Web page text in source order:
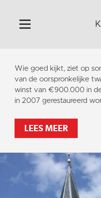
Home
Algemeen
Historie
Activiteiten
Contact
Vaktaal
Wie goed kijkt, ziet op
van de oorspronkelijke
winst van €900.000 in
in 2007 gerestaureerd
LEES MEER